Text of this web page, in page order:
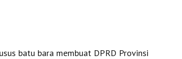
batu bara membuat DPRD Provinsi